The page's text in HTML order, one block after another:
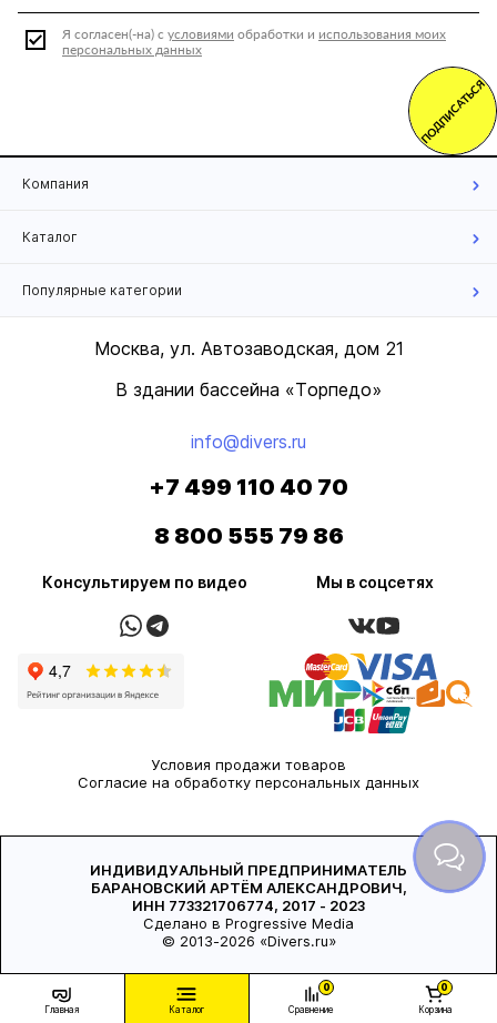
Главная Каталог
0
Сравнение
0
Корзина
Я согласен(-на) с условиями обработки и использования моих
персональных данных
ПОДПИСАТЬСЯ
Компания
Каталог
Популярные категории
Москва, ул. Автозаводская, дом 21
В здании бассейна «Торпедо»
info@divers.ru
Консультируем по видео Мы в соцсетях
+7 499 110 40 70
8 800 555 79 86
Условия продажи товаров
Согласие на обработку персональных данных
© 2013-2026 «Divers.ru»
ИНДИВИДУАЛЬНЫЙ ПРЕДПРИНИМАТЕЛЬ
БАРАНОВСКИЙ АРТЁМ АЛЕКСАНДРОВИЧ,
ИНН 773321706774, 2017 - 2023
Сделано в Progressive Media